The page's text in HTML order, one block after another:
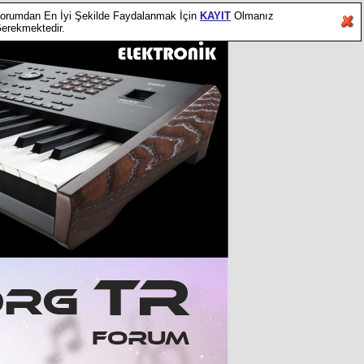
En İyi Şekilde Faydalanmak İçin KAYIT Olmanız